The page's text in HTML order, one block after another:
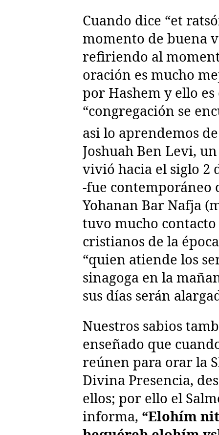
Cuando dice “et
momento de buena
refiriendo al
oración es mucho
por Hashem y ello
“congregación se
asi lo aprendemos
Joshuah Ben Levi,
vivió hacia el siglo 2
-fue contemporáneo
Yohanan Bar Nafja
tuvo mucho
cristianos de la
“quien atiende los
sinagoga en la
sus días serán
Nuestros sabios
enseñado que
reúnen para orar la
Divina Presencia,
ellos; por ello el
informa, “Elohím